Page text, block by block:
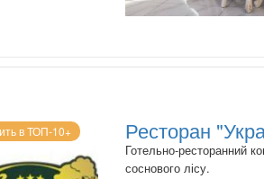
в ТОП-10+ Ресторан
Готельно-ресторанний
соснового лісу.